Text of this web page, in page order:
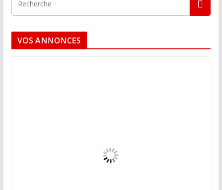
VOS ANNONCES